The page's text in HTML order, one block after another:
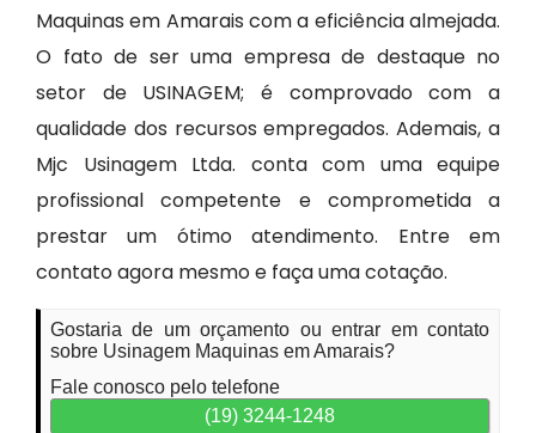
Maquinas em Amarais com a eficiência almejada.
O fato de ser uma empresa de destaque no
setor de USINAGEM; é comprovado com a
qualidade dos recursos empregados. Ademais, a
Mjc Usinagem Ltda. conta com uma equipe
profissional competente e comprometida a
prestar um ótimo atendimento. Entre em
contato agora mesmo e faça uma cotação.
Gostaria de um orçamento ou entrar em contato
sobre Usinagem Maquinas em Amarais?
Fale conosco pelo telefone
(19) 3244-1248